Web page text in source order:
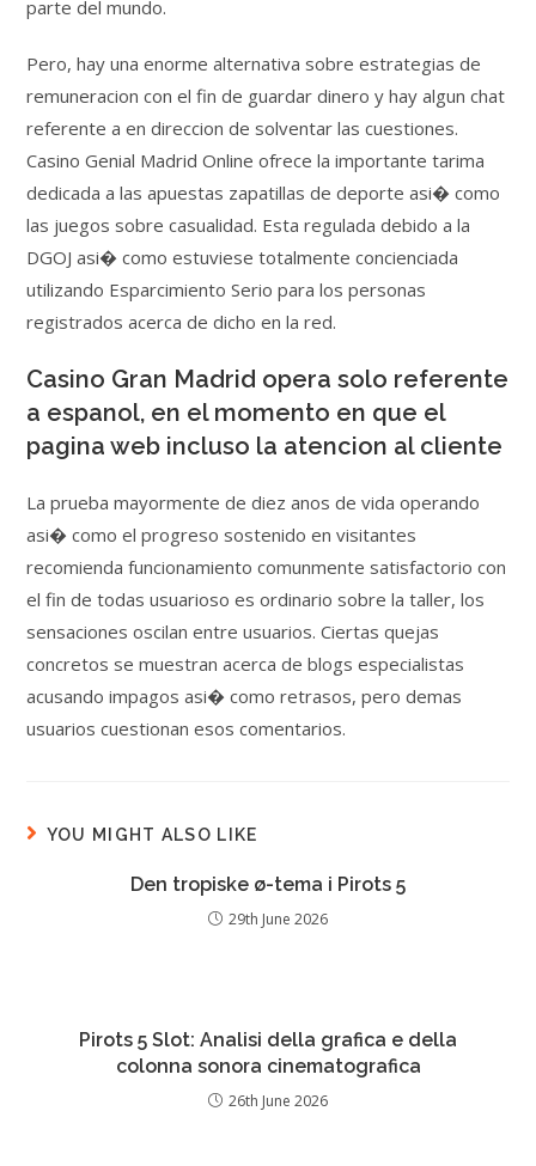
parte del mundo.
Pero, hay una enorme alternativa sobre estrategias de
remuneracion con el fin de guardar dinero y hay algun chat
referente a en direccion de solventar las cuestiones.
Casino Genial Madrid Online ofrece la importante tarima
dedicada a las apuestas zapatillas de deporte asi� como
las juegos sobre casualidad. Esta regulada debido a la
DGOJ asi� como estuviese totalmente concienciada
utilizando Esparcimiento Serio para los personas
registrados acerca de dicho en la red.
Casino Gran Madrid opera solo referente
a espanol, en el momento en que el
pagina web incluso la atencion al cliente
La prueba mayormente de diez anos de vida operando
asi� como el progreso sostenido en visitantes
recomienda funcionamiento comunmente satisfactorio con
el fin de todas usuarioso es ordinario sobre la taller, los
sensaciones oscilan entre usuarios. Ciertas quejas
concretos se muestran acerca de blogs especialistas
acusando impagos asi� como retrasos, pero demas
usuarios cuestionan esos comentarios.
YOU MIGHT ALSO LIKE
Den tropiske ø-tema i Pirots 5
29th June 2026
Pirots 5 Slot: Analisi della grafica e della
colonna sonora cinematografica
26th June 2026